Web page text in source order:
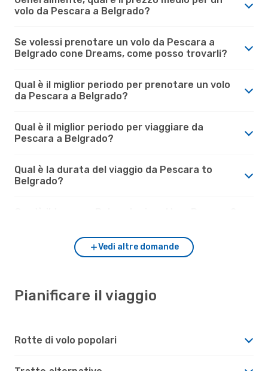
volo da Pescara a Belgrado?
Se volessi prenotare un volo da Pescara a
Belgrado cone Dreams, come posso trovarli?
Qual è il miglior periodo per prenotare un volo
da Pescara a Belgrado?
Qual è il miglior periodo per viaggiare da
Pescara a Belgrado?
Qual è la durata del viaggio da Pescara to
Belgrado?
Vedi altre domande
Pianificare il viaggio
Rotte di volo popolari